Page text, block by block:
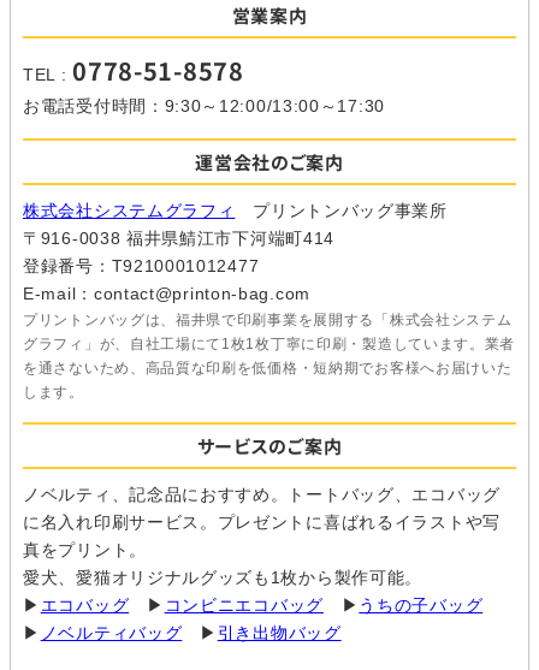
営業案内
TEL : 0778-51-8578
お電話受付時間：9:30～12:00/13:00～17:30
運営会社のご案内
株式会社システムグラフィ
プリントンバッグ事業所
〒916-0038 福井県鯖江市下河端町414
登録番号：T9210001012477
E-mail：contact@printon-bag.com
プリントンバッグは、福井県で印刷事業を展開する「株式会社システム
グラフィ」が、自社工場にて1枚1枚丁寧に印刷・製造しています。業者
を通さないため、高品質な印刷を低価格・短納期でお客様へお届けいた
します。
サービスのご案内
ノベルティ、記念品におすすめ。トートバッグ、エコバッグ
に名入れ印刷サービス。プレゼントに喜ばれるイラストや写
真をプリント。
愛犬、愛猫オリジナルグッズも1枚から製作可能。
▶ エコバッグ ▶ コンビニエコバッグ ▶ うちの子バッグ
▶ ノベルティバッグ ▶ 引き出物バッグ